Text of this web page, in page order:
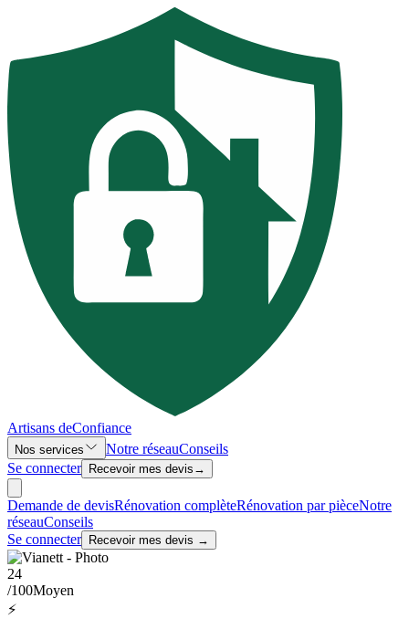
Artisans deConfiance
Nos services Notre réseauConseils
Se connecter
Recevoir mes devis →
Demande de devisRénovation complèteRénovation par pièceNotre
réseauConseils
Se connecter
Recevoir mes devis →
24
/100Moyen
⚡